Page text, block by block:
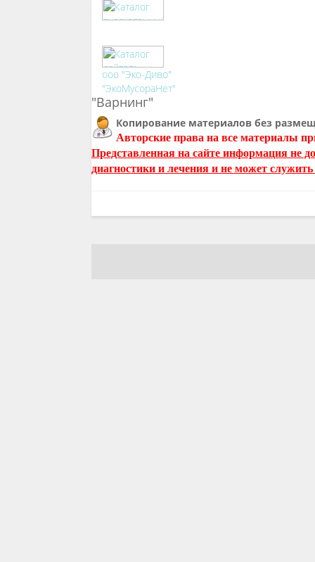
ооо "Эко-Диво"
"ЭкоМусораНет"
"Варнинг"
Копирование материалов без
Авторские права на все материалы
Представленная на сайте информация не
диагностики и лечения и не может